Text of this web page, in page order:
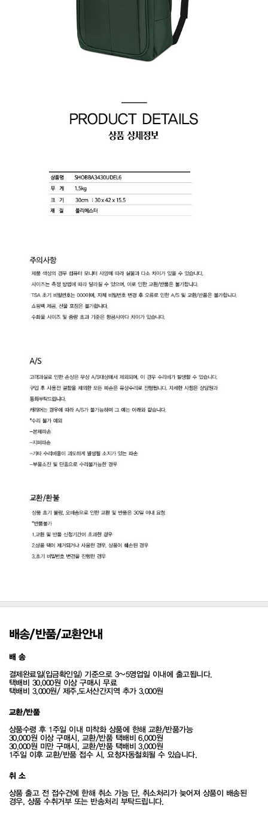
배송/반품/교환안내
배 송
결제완료일(입금확인일) 기준으로 3~5영업일 이내에 출고됩니다.
택배비 30,000원 이상 구매시 무료
택배비 3,000원/ 제주,도서산간지역 추가 3,000원
교환/반품
상품수령 후 1주일 이내 미착화 상품에 한해 교환/반품가능
30,000원 이상 구매시, 교환/반품 택배비 6,000원
30,000원 미만 구매시, 교환/반품 택배비 3,000원
1주일 이후 교환/반품 접수 시, 요청자동철회될 수 있습니다.
취 소
상품 출고 전 접수건에 한해 취소 가능 단, 취소처리가 늦어져 상품이 배송된
경우, 상품 수취거부 또는 반송처리 부탁드립니다.